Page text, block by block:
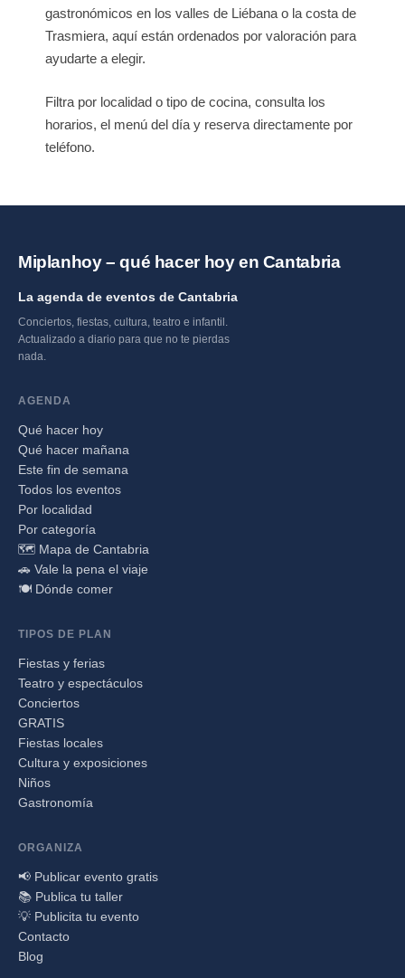
gastronómicos en los valles de Liébana o la costa de
Trasmiera, aquí están ordenados por valoración para
ayudarte a elegir.
Filtra por localidad o tipo de cocina, consulta los
horarios, el menú del día y reserva directamente por
teléfono.
Miplanhoy – qué hacer hoy en Cantabria
La agenda de eventos de Cantabria
Conciertos, fiestas, cultura, teatro e infantil.
Actualizado a diario para que no te pierdas
nada.
AGENDA
Qué hacer hoy
Qué hacer mañana
Este fin de semana
Todos los eventos
Por localidad
Por categoría
🗺️ Mapa de Cantabria
🚗 Vale la pena el viaje
🍽️ Dónde comer
TIPOS DE PLAN
Fiestas y ferias
Teatro y espectáculos
Conciertos
GRATIS
Fiestas locales
Cultura y exposiciones
Niños
Gastronomía
ORGANIZA
📢 Publicar evento gratis
📚 Publica tu taller
💡 Publicita tu evento
Contacto
Blog